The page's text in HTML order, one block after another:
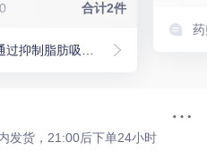
合计2件
发货，21:00后下单24小时